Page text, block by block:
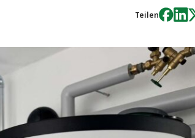
Teilen